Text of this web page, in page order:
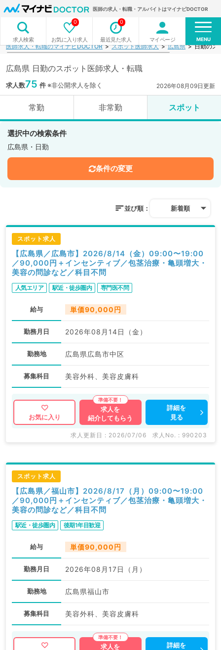
医師の求人・転職・アルバイトはマイナビDOCTOR
求人検索 お気に入り求人
0
最近見た求人
0
マイページ MENU
医師求人・転職のマイナビDOCTOR スポット医師求人 広島県 日勤のス
広島県 日勤のスポット医師求人・転職
求人数75 件※非公開求人を除く 2026年08月09日更新
常勤 非常勤 スポット
選択中の検索条件
広島県・日勤
条件の変更
並び順： 新着順
スポット求人
【広島県／広島市】2026/8/14（金）09:00〜19:00
／90,000円＋インセンティブ／包茎治療・亀頭増大・
美容の問診など／科目不問
人気エリア 駅近・徒歩圏内 専門医不問
給与 単価90,000円
勤務月日 2026年08月14日（金）
勤務地 広島県広島市中区
募集科目 美容外科、美容皮膚科
お気に入り
求人を
紹介してもらう
詳細を
見る
求人更新日 : 2026/07/06 求人No. : 990203
スポット求人
【広島県／福山市】2026/8/17（月）09:00〜19:00
／90,000円＋インセンティブ／包茎治療・亀頭増大・
美容の問診など／科目不問
駅近・徒歩圏内 後期1年目歓迎
給与 単価90,000円
勤務月日 2026年08月17日（月）
勤務地 広島県福山市
募集科目 美容外科、美容皮膚科
求人を
詳細を